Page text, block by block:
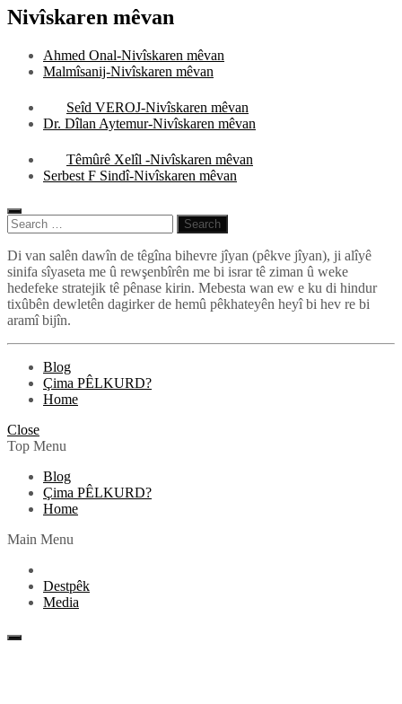
Nivîskaren mêvan
Ahmed Onal-Nivîskaren mêvan
Malmîsanij-Nivîskaren mêvan
Seîd VEROJ-Nivîskaren mêvan
Dr. Dîlan Aytemur-Nivîskaren mêvan
Têmûrê Xelîl -Nivîskaren mêvan
Serbest F Sindî-Nivîskaren mêvan
Search
for:
Pêlkurd
Di van salên dawîn de têgîna bihevre jîyan (pêkve jîyan), ji alîyê
sinifa sîyaseta me û rewşenbîrên me bi israr tê ziman û weke
hedefeke stratejik tê pênase kirin. Mebesta wan ew e ku di hindur
tixûbên dewletên dagirker de hemû pêkhateyên heyî bi hev re bi
aramî bijîn.
Blog
Çima PÊLKURD?
Home
Close
Top Menu
Blog
Çima PÊLKURD?
Home
Main Menu
Destpêk
Media